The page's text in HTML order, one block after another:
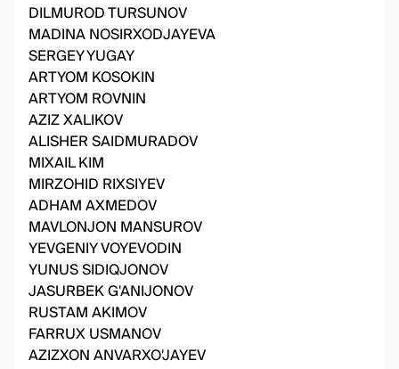
DILMUROD TURSUNOV
MADINA NOSIRXODJAYEVA
SERGEY YUGAY
ARTYOM KOSOKIN
ARTYOM ROVNIN
AZIZ XALIKOV
ALISHER SAIDMURADOV
MIXAIL KIM
MIRZOHID RIXSIYEV
ADHAM AXMEDOV
MAVLONJON MANSUROV
YEVGENIY VOYEVODIN
YUNUS SIDIQJONOV
JASURBEK G'ANIJONOV
RUSTAM AKIMOV
FARRUX USMANOV
AZIZXON ANVARXO'JAYEV